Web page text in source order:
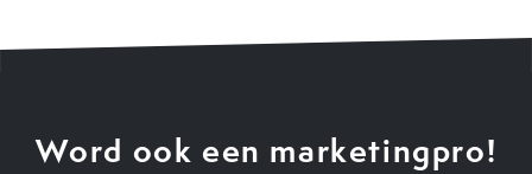
Word ook een marketingpro!